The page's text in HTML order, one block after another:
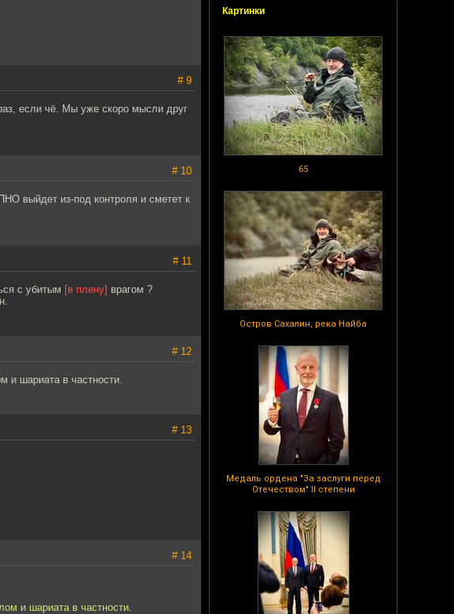
Картинки
65
Остров Сахалин, река Найба
Медаль ордена "За заслуги перед
Отечеством" II степени
# 9
если чё. Мы уже скоро мысли друг
# 10
выйдет из-под контроля и сметет к
# 11
с убитым [в плену] врагом ?
# 12
и шариата в частности.
# 13
# 14
и шариата в частности.